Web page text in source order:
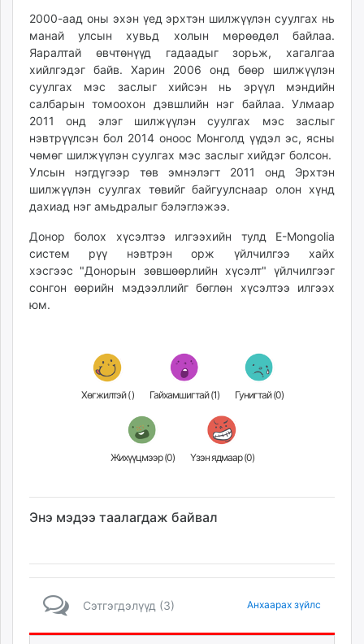
unegui.mn
assa.mn
toim.mn
tac.mn
paparazzi.mn
unread.today
2000-аад оны эхэн үед эрхтэн шилжүүлэн суулгах нь
манай улсын хувьд холын мөрөөдөл байлаа.
Яаралтай өвчтөнүүд гадаадыг зорьж, хагалгаа
хийлгэдэг байв. Харин 2006 онд бөөр шилжүүлэн
суулгах мэс заслыг хийсэн нь эрүүл мэндийн
салбарын томоохон дэвшлийн нэг байлаа. Улмаар
2011 онд элэг шилжүүлэн суулгах мэс заслыг
нэвтрүүлсэн бол 2014 оноос Монголд үүдэл эс, ясны
чөмөг шилжүүлэн суулгах мэс заслыг хийдэг болсон.
Улсын нэгдүгээр төв эмнэлэгт 2011 онд Эрхтэн
шилжүүлэн суулгах төвийг байгуулснаар олон хүнд
дахиад нэг амьдралыг бэлэглэжээ.
Донор болох хүсэлтээ илгээхийн тулд E-Mongolia
систем рүү нэвтрэн орж үйлчилгээ хайх
хэсгээс "Донорын зөвшөөрлийн хүсэлт" үйлчилгээг
сонгон өөрийн мэдээллийг бөглөн хүсэлтээ илгээх
юм.
Хөгжилтэй () Гайхамшигтай (1) Гунигтай (0)
Жихүүцмээр (0) Үзэн ядмаар (0)
Энэ мэдээ таалагдаж байвал
Сэтгэгдэлүүд (3) Анхаарах зүйлс